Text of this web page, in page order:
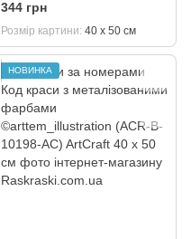
13172-AC) ArtCraft 40 х 50 см
344 грн
Розмір картини 40 х 50 см
НОВИНКА